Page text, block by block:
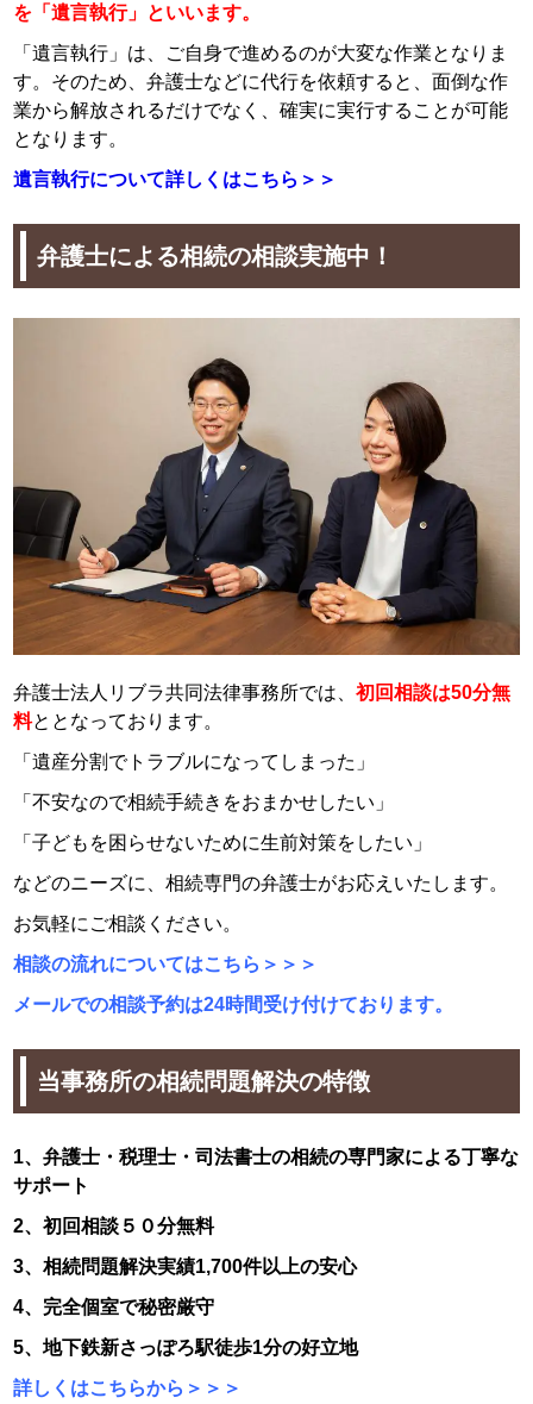
を「遺言執行」といいます。
「遺言執行」は、ご自身で進めるのが大変な作業となりま
す。そのため、弁護士などに代行を依頼すると、面倒な作
業から解放されるだけでなく、確実に実行することが可能
となります。
遺言執行について詳しくはこちら＞＞
弁護士による相続の相談実施中！
弁護士法人リブラ共同法律事務所では、初回相談は50分無
料ととなっております。
「遺産分割でトラブルになってしまった」
「不安なので相続手続きをおまかせしたい」
「子どもを困らせないために生前対策をしたい」
などのニーズに、相続専門の弁護士がお応えいたします。
お気軽にご相談ください。
相談の流れについてはこちら＞＞＞
メールでの相談予約は24時間受け付けております。
当事務所の相続問題解決の特徴
1、弁護士・税理士・司法書士の相続の専門家による丁寧な
サポート
2、初回相談５０分無料
3、相続問題解決実績1,700件以上の安心
4、完全個室で秘密厳守
5、地下鉄新さっぽろ駅徒歩1分の好立地
詳しくはこちらから＞＞＞